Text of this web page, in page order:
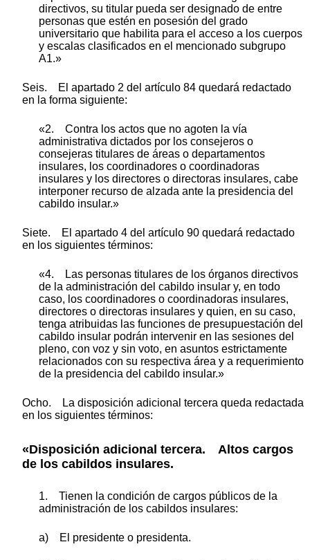
directivos, su titular pueda ser designado de entre
personas que estén en posesión del grado
universitario que habilita para el acceso a los cuerpos
y escalas clasificados en el mencionado subgrupo
A1.»
Seis. El apartado 2 del artículo 84 quedará redactado
en la forma siguiente:
«2. Contra los actos que no agoten la vía
administrativa dictados por los consejeros o
consejeras titulares de áreas o departamentos
insulares, los coordinadores o coordinadoras
insulares y los directores o directoras insulares, cabe
interponer recurso de alzada ante la presidencia del
cabildo insular.»
Siete. El apartado 4 del artículo 90 quedará redactado
en los siguientes términos:
«4. Las personas titulares de los órganos directivos
de la administración del cabildo insular y, en todo
caso, los coordinadores o coordinadoras insulares,
directores o directoras insulares y quien, en su caso,
tenga atribuidas las funciones de presupuestación del
cabildo insular podrán intervenir en las sesiones del
pleno, con voz y sin voto, en asuntos estrictamente
relacionados con su respectiva área y a requerimiento
de la presidencia del cabildo insular.»
Ocho. La disposición adicional tercera queda redactada
en los siguientes términos:
«Disposición adicional tercera. Altos cargos
de los cabildos insulares.
1. Tienen la condición de cargos públicos de la
administración de los cabildos insulares:
a) El presidente o presidenta.